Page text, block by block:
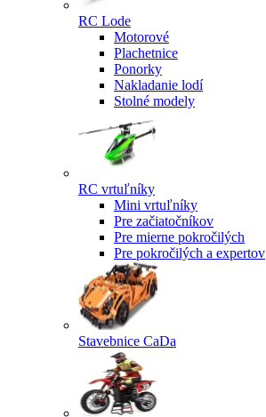
RC Lode
Motorové
Plachetnice
Ponorky
Nakladanie lodí
Stolné modely
RC vrtuľníky
Mini vrtuľníky
Pre začiatočníkov
Pre mierne pokročilých
Pre pokročilých a expertov
Stavebnice CaDa